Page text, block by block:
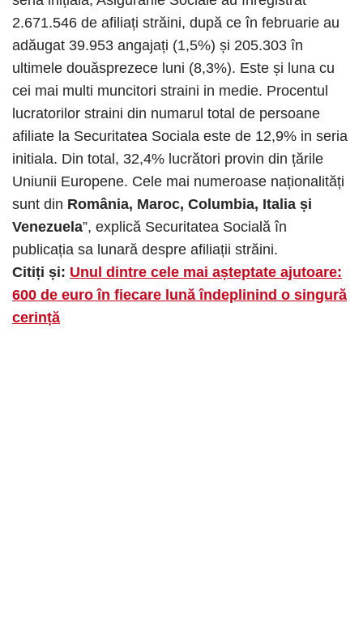
2.671.546 de afiliați străini, după ce în februarie au
adăugat 39.953 angajați (1,5%) și 205.303 în
ultimele douăsprezece luni (8,3%). Este și luna cu
cei mai multi muncitori straini in medie. Procentul
lucratorilor straini din numarul total de persoane
afiliate la Securitatea Sociala este de 12,9% in seria
initiala. Din total, 32,4% lucrători provin din țările
Uniunii Europene. Cele mai numeroase naționalități
sunt din România, Maroc, Columbia, Italia și
Venezuela”, explică Securitatea Socială în
publicația sa lunară despre afiliații străini.
Citiți și: Unul dintre cele mai așteptate ajutoare:
600 de euro în fiecare lună îndeplinind o singură
cerință